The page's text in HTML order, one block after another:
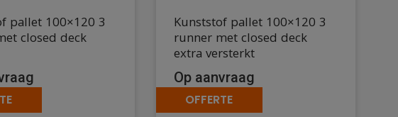
pallet 100×120 3
closed deck
Kunststof pallet 100×120 3
runner met closed deck
extra versterkt
Op aanvraag
OFFERTE